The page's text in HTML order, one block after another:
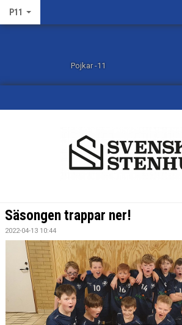
P11
Pojkar -11
BILDGALLERI
DOKUMENT
NYHETSARKIV
Säsongen trappar ner!
2022-04-13 10:44